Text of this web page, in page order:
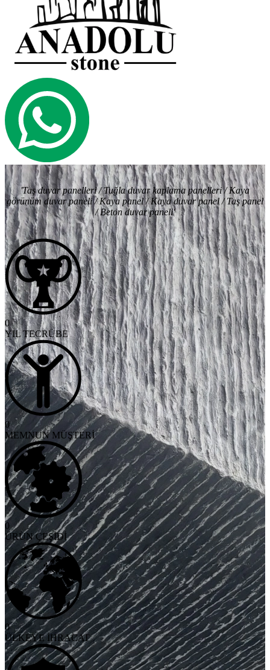
'Taş duvar panelleri / Tuğla duvar kaplama panelleri / Kaya
görünüm duvar paneli / Kaya panel / Kaya duvar panel / Taş panel
/ Beton duvar paneli'
0
YIL TECRÜBE
0
MEMNUN MÜŞTERİ
0
ÜRÜN ÇEŞİDİ
0
ÜLKEYE İHRACAT